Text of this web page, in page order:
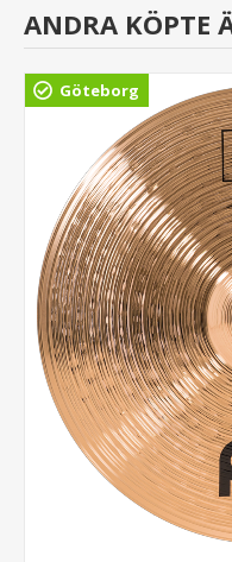
ANDRA KÖPTE
Göteborg